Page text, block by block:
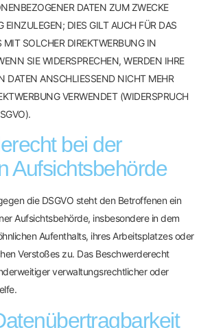
DATEN ZUM ZWECKE
EINZULEGEN; DIES GILT AUCH FÜR DAS
MIT SOLCHER DIREKTWERBUNG IN
SIE WIDERSPRECHEN, WERDEN IHRE
DATEN ANSCHLIESSEND NICHT MEHR
VERWENDET (WIDERSPRUCH
bei der
Aufsichts­behörde
die DSGVO steht den Betroffenen ein
Aufsichtsbehörde, insbesondere in dem
Aufenthalts, ihres Arbeitsplatzes oder
Verstoßes zu. Das Beschwerderecht
verwaltungsrechtlicher oder